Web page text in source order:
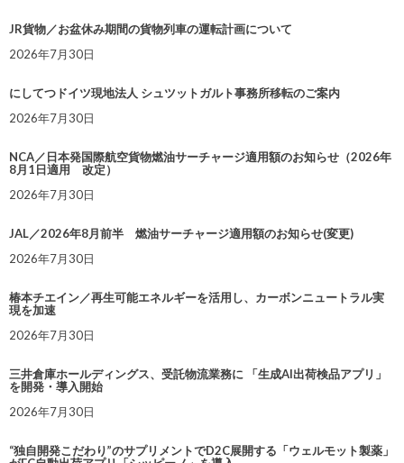
JR貨物／お盆休み期間の貨物列車の運転計画について
2026年7月30日
にしてつドイツ現地法人 シュツットガルト事務所移転のご案内
2026年7月30日
NCA／日本発国際航空貨物燃油サーチャージ適用額のお知らせ（2026年
8月1日適用 改定）
2026年7月30日
JAL／2026年8月前半 燃油サーチャージ適用額のお知らせ(変更)
2026年7月30日
椿本チエイン／再生可能エネルギーを活用し、カーボンニュートラル実
現を加速
2026年7月30日
三井倉庫ホールディングス、受託物流業務に 「生成AI出荷検品アプリ」
を開発・導入開始
2026年7月30日
“独自開発こだわり”のサプリメントでD2C展開する「ウェルモット製薬」